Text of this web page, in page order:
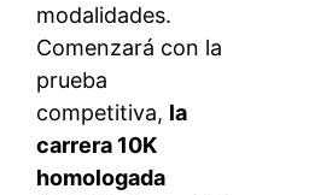
modalidades.
Comenzará con la
prueba
competitiva, la
carrera 10K
homologada